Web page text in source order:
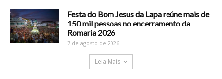
Festa do Bom Jesus da Lapa reúne mais de
150 mil pessoas no encerramento da
Romaria 2026
7 de agosto de 2026
Leia Mais